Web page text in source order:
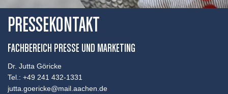
PRESSEKONTAKT
FACHBEREICH PRESSE UND MARKETING
Dr. Jutta Göricke
Tel.: +49 241 432-1331
jutta.goericke@mail.aachen.de